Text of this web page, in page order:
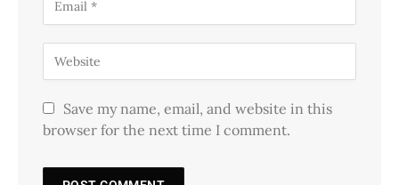
Save my name, email, and website in this
browser for the next time I comment.